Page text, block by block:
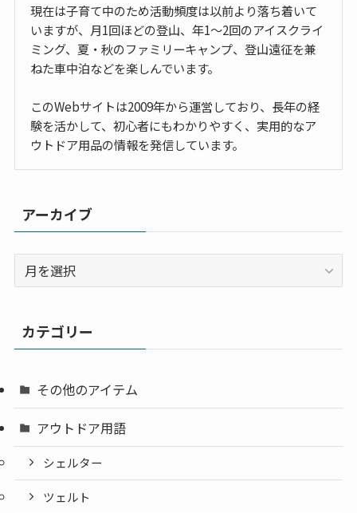
現在は子育て中のため活動頻度は以前より落ち着いて
いますが、月1回ほどの登山、年1〜2回のアイスクライ
ミング、夏・秋のファミリーキャンプ、登山遠征を兼
ねた車中泊などを楽しんでいます。
このWebサイトは2009年から運営しており、長年の経
験を活かして、初心者にもわかりやすく、実用的なア
ウトドア用品の情報を発信しています。
アーカイブ
ー
ブ
カテゴリー
その他のアイテム
アウトドア用語
シェルター
ツェルト